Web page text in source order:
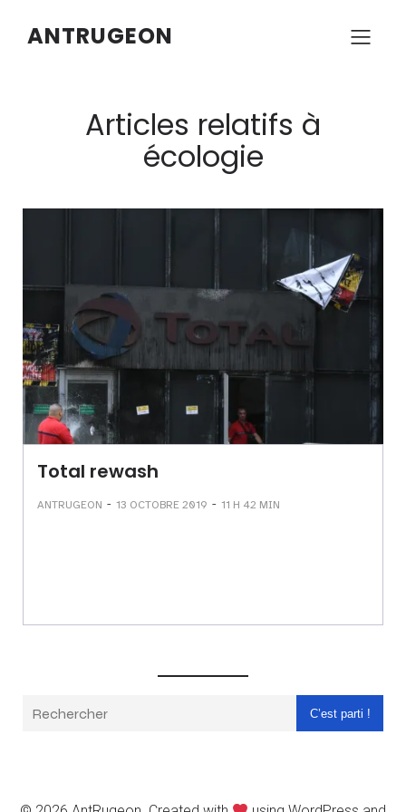
ANTRUGEON
Articles relatifs à
écologie
Total rewash
ANTRUGEON - 13 OCTOBRE 2019 - 11 H 42 MIN
C’est parti !